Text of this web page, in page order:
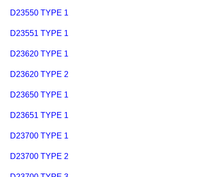
D23550 TYPE 1
D23551 TYPE 1
D23620 TYPE 1
D23620 TYPE 2
D23650 TYPE 1
D23651 TYPE 1
D23700 TYPE 1
D23700 TYPE 2